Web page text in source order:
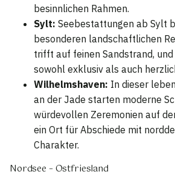
besinnlichen Rahmen.
Sylt: Seebestattungen ab Sylt
besonderen landschaftlichen
trifft auf feinen Sandstrand,
sowohl exklusiv als auch
Wilhelmshaven: In dieser
an der Jade starten moderne
würdevollen Zeremonien auf
ein Ort für Abschiede mit
Charakter.
Nordsee – Ostfriesland